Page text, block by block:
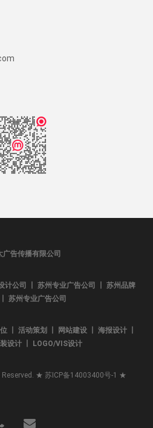
广告传播有限公司
计公司 丨 苏州专业广告公司 丨 苏州品牌
苏州专业广告公司
丨 活动策划 丨 网站建设 丨 海报设计 丨
设计 丨 LOGO/VIS设计
★苏ICP备14003400号-1 ★
email